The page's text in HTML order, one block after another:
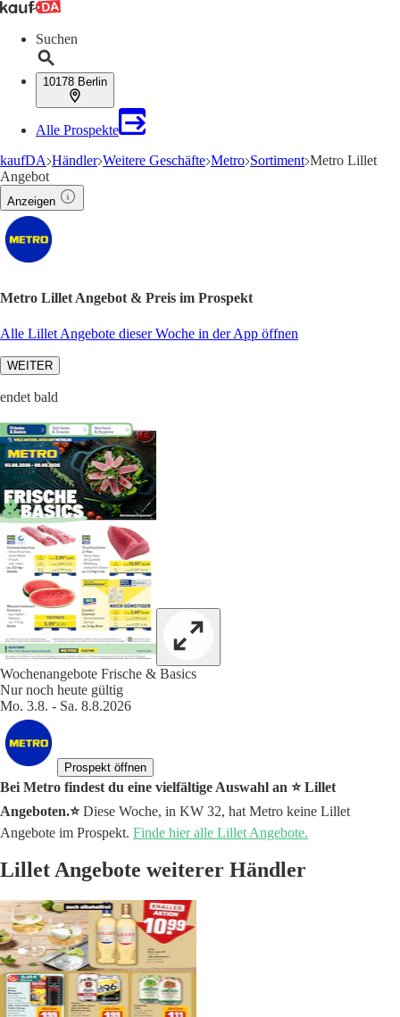
Suchen
10178 Berlin
Alle Prospekte
kaufDA Händler Weitere Geschäfte Metro Sortiment Metro Lillet
Angebot
Anzeigen
Metro Lillet Angebot & Preis im Prospekt
Alle Lillet Angebote dieser Woche in der App öffnen
WEITER
endet bald
Wochenangebote Frische & Basics
Nur noch heute gültig
Mo. 3.8. - Sa. 8.8.2026
Prospekt öffnen
Bei Metro findest du eine vielfältige Auswahl an ⭐️ Lillet
Angeboten.⭐️Diese Woche, in KW 32, hat Metro keine Lillet
Angebote im Prospekt. Finde hier alle Lillet Angebote.
Lillet Angebote weiterer Händler